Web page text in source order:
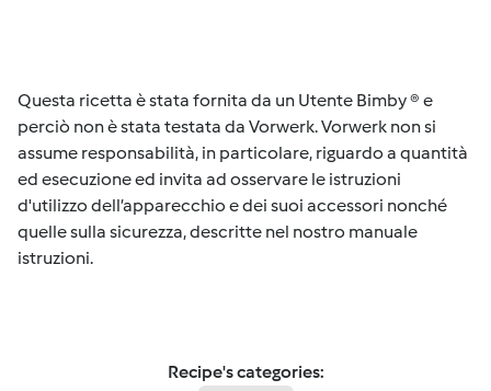
Questa ricetta è stata fornita da un Utente Bimby ® e
perciò non è stata testata da Vorwerk. Vorwerk non si
assume responsabilità, in particolare, riguardo a quantità
ed esecuzione ed invita ad osservare le istruzioni
d'utilizzo dell’apparecchio e dei suoi accessori nonché
quelle sulla sicurezza, descritte nel nostro manuale
istruzioni.
Recipe's categories: